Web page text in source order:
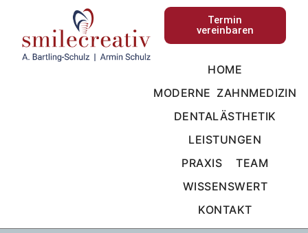
Termin
vereinbaren
HOME
MODERNE ZAHNMEDIZIN
DENTALÄSTHETIK
LEISTUNGEN
PRAXIS
TEAM
WISSENSWERT
KONTAKT